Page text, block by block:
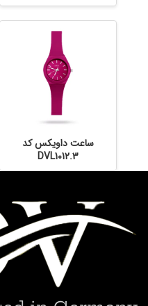
ساعت داویکس کد
DVL1012.3